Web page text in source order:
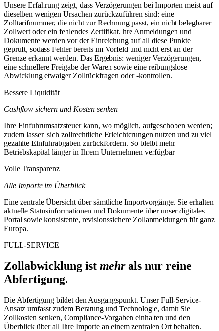
Unsere Erfahrung zeigt, dass Verzögerungen bei Importen meist auf
dieselben wenigen Ursachen zurückzuführen sind: eine
Zolltarifnummer, die nicht zur Rechnung passt, ein nicht belegbarer
Zollwert oder ein fehlendes Zertifikat. hre Anmeldungen und
Dokumente werden vor der Einreichung auf all diese Punkte
geprüft, sodass Fehler bereits im Vorfeld und nicht erst an der
Grenze erkannt werden. Das Ergebnis: weniger Verzögerungen,
eine schnellere Freigabe der Waren sowie eine reibungslose
Abwicklung etwaiger Zollrückfragen oder -kontrollen.
Bessere Liquidität
Cashflow sichern und Kosten senken
Ihre Einfuhrumsatzsteuer kann, wo möglich, aufgeschoben werden;
zudem lassen sich zollrechtliche Erleichterungen nutzen und zu viel
gezahlte Einfuhrabgaben zurückfordern. So bleibt mehr
Betriebskapital länger in Ihrem Unternehmen verfügbar.
Volle Transparenz
Alle Importe im Überblick
Eine zentrale Übersicht über sämtliche Importvorgänge. Sie erhalten
aktuelle Statusinformationen und Dokumente über unser digitales
Portal sowie konsistente, revisionssichere Zollanmeldungen für ganz
Europa.
FULL-SERVICE
Zollabwicklung ist mehrals nur reine
Abfertigung.
Die Abfertigung bildet den Ausgangspunkt. Unser Full-Service-
Ansatz umfasst zudem Beratung und Technologie, damit Sie
Zollkosten senken, Compliance-Vorgaben einhalten und den
Überblick über all Ihre Importe an einem zentralen Ort behalten.